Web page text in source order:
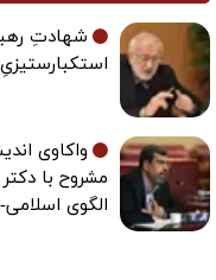
شهادتِ
واکاوی
مشروح با
الگوی